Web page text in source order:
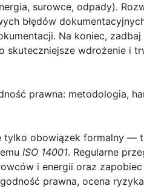
surowce, odpady).
błędów
Na koniec,
skuteczniejsze wdrożenie i
prawna: metodologia,
tylko obowiązek formalny —
ISO 14001. Regularne
i energii oraz
prawna, ocena